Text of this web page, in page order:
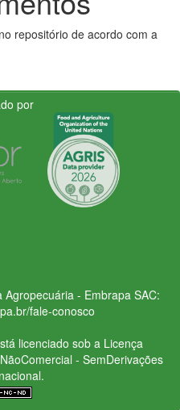
repositório de acordo com a
por
Agropecuária - Embrapa SAC:
fale-conosco
licenciado sob a Licença
- SemDerivações